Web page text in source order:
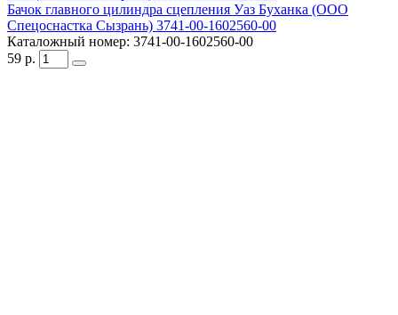
Бачок главного цилиндра сцепления Уаз Буханка (ООО
Спецоснастка Сызрань) 3741-00-1602560-00
Каталожный номер: 3741-00-1602560-00
59 р.